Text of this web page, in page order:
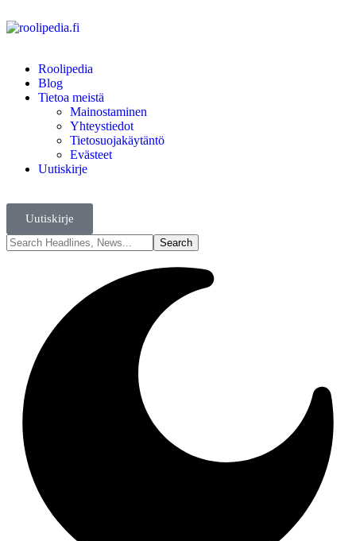
Roolipedia
Blog
Tietoa meistä
Mainostaminen
Yhteystiedot
Tietosuojakäytäntö
Evästeet
Uutiskirje
Uutiskirje